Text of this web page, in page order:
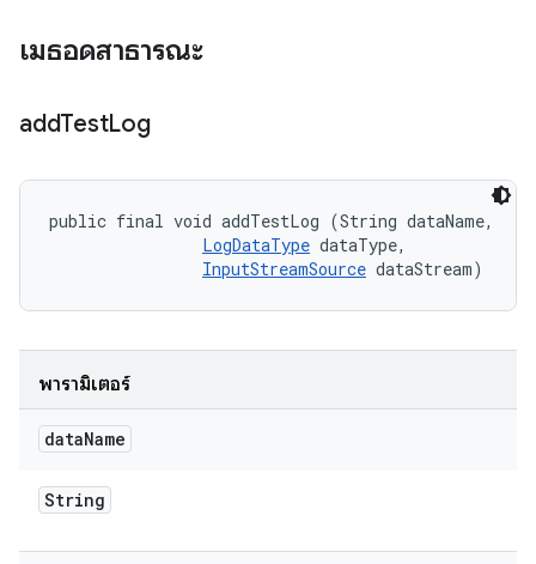
เมธอดสาธารณะ
addTestLog
public final void addTestLog (String dataName,
LogDataType dataType,
InputStreamSource dataStream)
พารามิเตอร์
dataName
String